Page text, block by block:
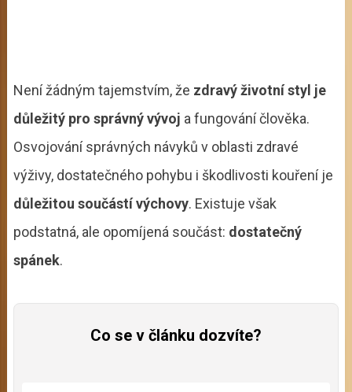
Není žádným tajemstvím, že zdravý životní styl je
důležitý pro správný vývoj a fungování člověka.
Osvojování správných návyků v oblasti zdravé
výživy, dostatečného pohybu i škodlivosti kouření je
důležitou součástí výchovy. Existuje však
podstatná, ale opomíjená součást: dostatečný
spánek.
Co se v článku dozvíte?